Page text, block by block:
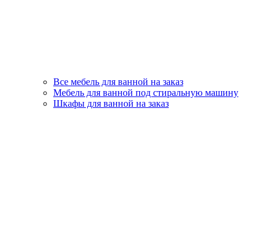
Все мебель для ванной на заказ
Мебель для ванной под стиральную машину
Шкафы для ванной на заказ